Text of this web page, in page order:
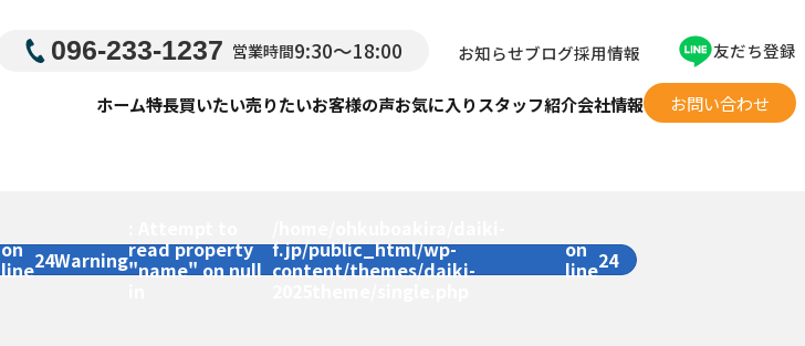
096-233-1237 営業時間9:30〜18:00 お知らせブログ採用情報 友だち登録
ホーム特長買いたい売りたいお客様の声お気に入りスタッフ紹介会社情報 お問い合わせ
on
line24Warningread property
"name" on null
f.jp/public_html/wp-
content/themes/daiki-
on
line24